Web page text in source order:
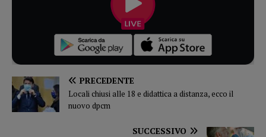
PRECEDENTE
Locali chiusi alle 18 e didattica a distanza, ecco il
nuovo dpcm
SUCCESSIVO